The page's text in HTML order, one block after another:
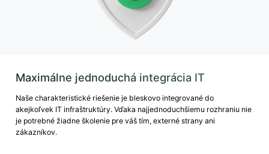
Maximálne jednoduchá integrácia IT
Naše charakteristické riešenie je bleskovo integrované do
akejkoľvek IT infraštruktúry. Vďaka najjednoduchšiemu rozhraniu nie
je potrebné žiadne školenie pre váš tím, externé strany ani
zákazníkov.